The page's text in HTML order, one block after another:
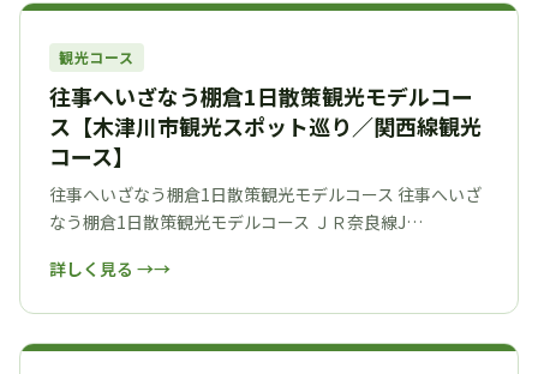
観光コース
往事へいざなう棚倉1日散策観光モデルコー
ス【木津川市観光スポット巡り／関西線観光
コース】
往事へいざなう棚倉1日散策観光モデルコース 往事へいざ
なう棚倉1日散策観光モデルコース ＪＲ奈良線J…
詳しく見る →